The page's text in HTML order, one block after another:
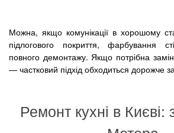
Можна, якщо комунікації в хорошому
підлогового покриття, фарбування
повного демонтажу. Якщо потрібна
— частковий підхід обходиться дорожче
Ремонт кухні в Києві: